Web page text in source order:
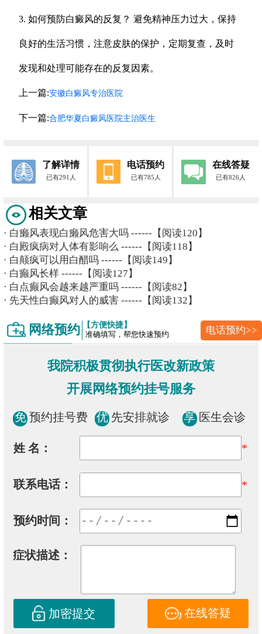
3. 如何预防白癜风的反复？ 避免精神压力过大，保持
良好的生活习惯，注意皮肤的保护，定期复查，及时
发现和处理可能存在的反复因素。
上一篇:安徽白癜风专治医院
下一篇:合肥华夏白癜风医院主治医生
了解详情
已有291人
电话预约
已有785人
在线答疑
已有826人
相关文章
· 白癞风表现白癞风危害大吗 ------【阅读120】
· 白殿疯病对人体有影响么 ------【阅读118】
· 白颠疯可以用白醋吗 ------【阅读149】
· 白癫风长样 ------【阅读127】
· 白点癫风会越来越严重吗 ------【阅读82】
· 先天性白癫风对人的威害 ------【阅读132】
网络预约 【方便快捷】
准确填写，帮您快速预约 电话预约>>
我院积极贯彻执行医改新政策
开展网络预约挂号服务
免 预约挂号费 优 先安排就诊 享 医生会诊
姓 名： *
联系电话： *
预约时间：
症状描述：
加密提交 在线答疑